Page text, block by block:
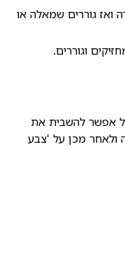
ואז גוררים שמאלה או
וגוררים.
אפשר להשבית את
ולאחר מכן על 'צבע